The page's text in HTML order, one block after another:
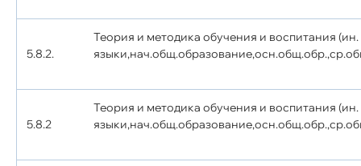
5.8.2.
Теория и методика обучения и воспитания (ин.
5.8.2
Теория и методика обучения и воспитания (ин.